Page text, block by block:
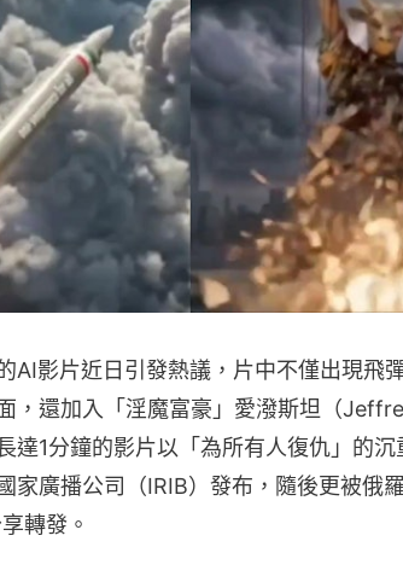
AI影片近日引發熱議，片中不僅出現飛
，還加入「淫魔富豪」愛潑斯坦（
達1分鐘的影片以「為所有人復仇」的沉
家廣播公司（IRIB）發布，隨後更被俄
轉發。